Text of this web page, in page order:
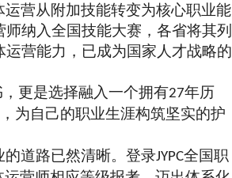
营从附加技能转变为核心职业能
纳入全国技能大赛，各省将其列
营能力，已成为国家人才战略的
更是选择融入一个拥有27年历
为自己的职业生涯构筑坚实的护
道路已然清晰。登录JYPC全国职